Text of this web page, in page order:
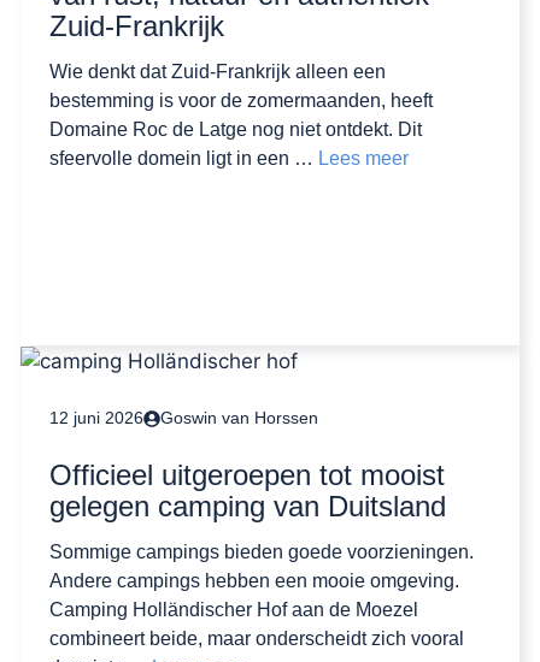
Zuid-Frankrijk
Wie denkt dat Zuid-Frankrijk alleen een
bestemming is voor de zomermaanden, heeft
Domaine Roc de Latge nog niet ontdekt. Dit
sfeervolle domein ligt in een … Lees meer
12 juni 2026 Goswin van Horssen
Officieel uitgeroepen tot mooist
gelegen camping van Duitsland
Sommige campings bieden goede voorzieningen.
Andere campings hebben een mooie omgeving.
Camping Holländischer Hof aan de Moezel
combineert beide, maar onderscheidt zich vooral